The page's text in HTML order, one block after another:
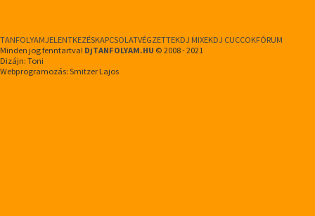
TANFOLYAMJELENTKEZÉSKAPCSOLATVÉGZETTEKDJ MIXEKDJ CUCCOKFÓRUM
Minden jog fenntartva! DjTANFOLYAM.HU © 2008 - 2021
Dizájn: Toni
Webprogramozás: Smitzer Lajos